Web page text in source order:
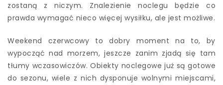
zostaną z niczym. Znalezienie noclegu będzie co
prawda wymagać nieco więcej wysiłku, ale jest możliwe.
Weekend czerwcowy to dobry moment na to, by
wypocząć nad morzem, jeszcze zanim zjadą się tam
tłumy wczasowiczów. Obiekty noclegowe już są gotowe
do sezonu, wiele z nich dysponuje wolnymi miejscami,